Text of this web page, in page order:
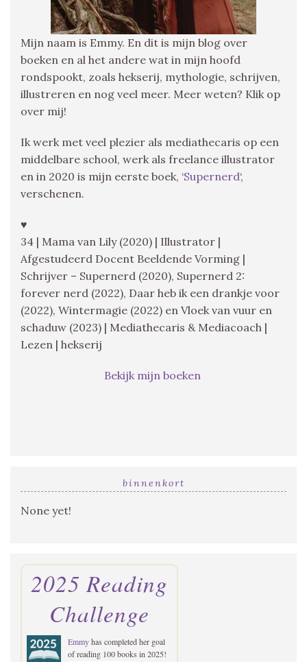
Mijn naam is Emmy. En dit is mijn blog over
boeken en al het andere wat in mijn hoofd
rondspookt, zoals hekserij, mythologie, schrijven,
illustreren en nog veel meer. Meer weten? Klik op
over mij!
Ik werk met veel plezier als mediathecaris op een
middelbare school, werk als freelance illustrator
en in 2020 is mijn eerste boek, ‘Supernerd‘,
verschenen.
♥
34 | Mama van Lily (2020) | Illustrator |
Afgestudeerd Docent Beeldende Vorming |
Schrijver – Supernerd (2020), Supernerd 2:
forever nerd (2022), Daar heb ik een drankje voor
(2022), Wintermagie (2022) en Vloek van vuur en
schaduw (2023) | Mediathecaris & Mediacoach |
Lezen | hekserij
Bekijk mijn boeken
binnenkort
None yet!
2025 Reading
Challenge
Emmyhas completed her goal
of reading 100 books in 2025!